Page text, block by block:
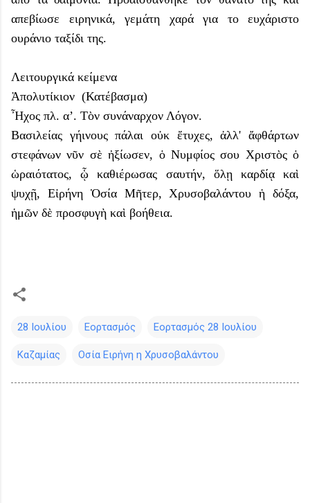
απεβίωσε ειρηνικά, γεμάτη χαρά για το ευχάριστο
ουράνιο ταξίδι της.
Λειτουργικά κείμενα
Ἀπολυτίκιον (Κατέβασμα)
Ἦχος πλ. α’. Τὸν συνάναρχον Λόγον.
Βασιλείας γήινους πάλαι οὐκ ἔτυχες, ἀλλ' ἄφθάρτων
στεφάνων νῦν σὲ ἠξίωσεν, ὁ Νυμφίος σου Χριστὸς ὁ
ὡραιότατος, ᾧ καθιέρωσας σαυτήν, ὅλῃ καρδίᾳ καὶ
ψυχῇ, Εἰρήνη Ὁσία Μῆτερ, Χρυσοβαλάντου ἡ δόξα,
ἡμῶν δὲ προσφυγὴ καὶ βοήθεια.
28 Ιουλίου Εορτασμός Εορτασμός 28 Ιουλίου
Καζαμίας Οσία Ειρήνη η Χρυσοβαλάντου